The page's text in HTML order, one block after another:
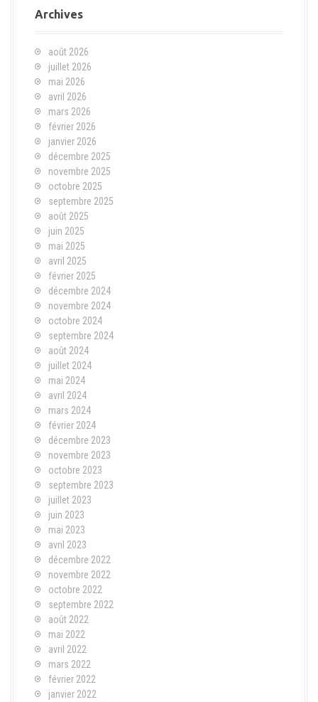
Archives
août 2026
juillet 2026
mai 2026
avril 2026
mars 2026
février 2026
janvier 2026
décembre 2025
novembre 2025
octobre 2025
septembre 2025
août 2025
juin 2025
mai 2025
avril 2025
février 2025
décembre 2024
novembre 2024
octobre 2024
septembre 2024
août 2024
juillet 2024
mai 2024
avril 2024
mars 2024
février 2024
décembre 2023
novembre 2023
octobre 2023
septembre 2023
juillet 2023
juin 2023
mai 2023
avril 2023
décembre 2022
novembre 2022
octobre 2022
septembre 2022
août 2022
mai 2022
avril 2022
mars 2022
février 2022
janvier 2022